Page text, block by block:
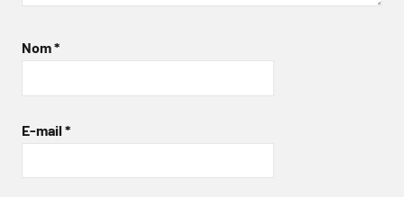
Nom*
E-mail *